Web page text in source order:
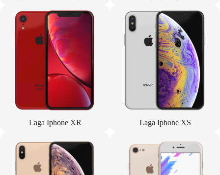
Laga Iphone XR Laga Iphone XS